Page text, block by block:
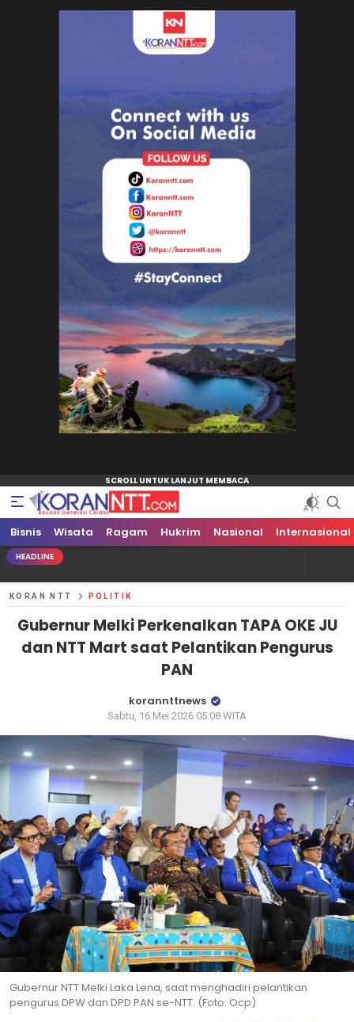
Koran NTT
Bacaan Generasi Cerdas
Bisnis Wisata Ragam Hukrim Nasional Internasional
HEADLINE
KORAN NTT POLITIK
Gubernur Melki Perkenalkan TAPA OKE JU
dan NTT Mart saat Pelantikan Pengurus
PAN
korannttnews
Sabtu, 16 Mei 2026 05:08 WITA
Gubernur NTT Melki Laka Lena, saat menghadiri pelantikan
pengurus DPW dan DPD PAN se-NTT. (Foto: Ocp)